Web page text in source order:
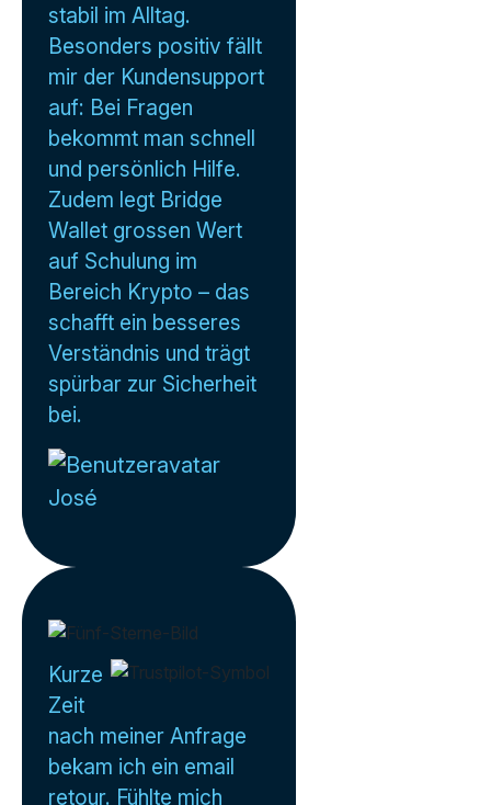
stabil im Alltag.
Besonders positiv fällt
mir der Kundensupport
auf: Bei Fragen
bekommt man schnell
und persönlich Hilfe.
Zudem legt Bridge
Wallet grossen Wert
auf Schulung im
Bereich Krypto – das
schafft ein besseres
Verständnis und trägt
spürbar zur Sicherheit
bei.
José
Kurze
Zeit
nach meiner Anfrage
bekam ich ein email
retour. Fühlte mich